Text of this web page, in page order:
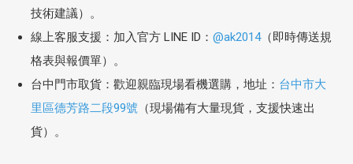
技術建議）。
線上客服支援：加入官方 LINE ID： @ak2014（即時傳送規
格表與報價單）。
台中門市取貨：歡迎親臨現場看機選購，地址： 台中市大
里區德芳路二段99號（現場備有大量現貨，支援快速出
貨）。